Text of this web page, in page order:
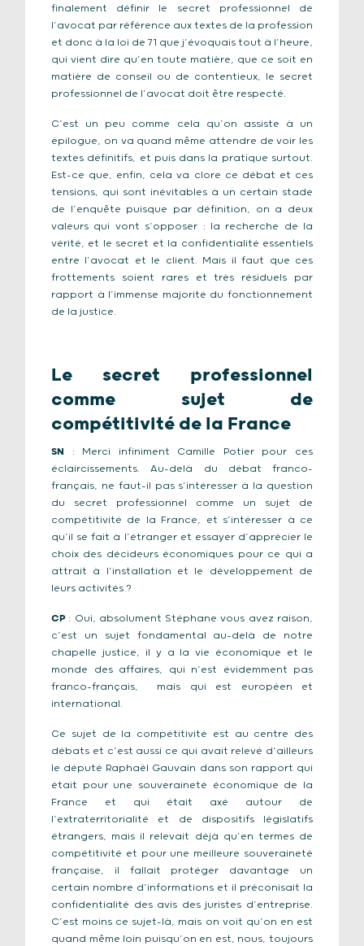
finalement définir le secret professionnel de
l’avocat par référence aux textes de la profession
et donc à la loi de 71 que j’évoquais tout à l’heure,
qui vient dire qu’en toute matière, que ce soit en
matière de conseil ou de contentieux, le secret
professionnel de l’avocat doit être respecté.
C’est un peu comme cela qu’on assiste à un
épilogue, on va quand même attendre de voir les
textes définitifs, et puis dans la pratique surtout.
Est-ce que, enfin, cela va clore ce débat et ces
tensions, qui sont inévitables à un certain stade
de l’enquête puisque par définition, on a deux
valeurs qui vont s’opposer : la recherche de la
vérité, et le secret et la confidentialité essentiels
entre l’avocat et le client. Mais il faut que ces
frottements soient rares et très résiduels par
rapport à l’immense majorité du fonctionnement
de la justice.
Le secret professionnel
comme sujet de
compétitivité de la France
SN : Merci infiniment Camille Potier pour ces
éclaircissements. Au-delà du débat franco-
français, ne faut-il pas s’intéresser à la question
du secret professionnel comme un sujet de
compétitivité de la France, et s’intéresser à ce
qu’il se fait à l’étranger et essayer d’apprécier le
choix des décideurs économiques pour ce qui a
attrait à l’installation et le développement de
leurs activités ?
CP : Oui, absolument Stéphane vous avez raison,
c’est un sujet fondamental au-delà de notre
chapelle justice, il y a la vie économique et le
monde des affaires, qui n’est évidemment pas
franco-français, mais qui est européen et
international.
Ce sujet de la compétitivité est au centre des
débats et c’est aussi ce qui avait relevé d’ailleurs
le député Raphaël Gauvain dans son rapport qui
était pour une souveraineté économique de la
France et qui était axé autour de
l’extraterritorialité et de dispositifs législatifs
étrangers, mais il relevait déjà qu’en termes de
compétitivité et pour une meilleure souveraineté
française, il fallait protéger davantage un
certain nombre d’informations et il préconisait la
confidentialité des avis des juristes d’entreprise.
C’est moins ce sujet-là, mais on voit qu’on en est
quand même loin puisqu’on en est, nous, toujours